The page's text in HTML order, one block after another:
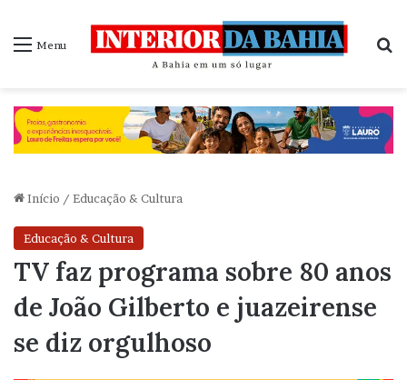
Menu
Início / Educação & Cultura
Educação & Cultura
TV faz programa sobre 80 anos
de João Gilberto e juazeirense
se diz orgulhoso